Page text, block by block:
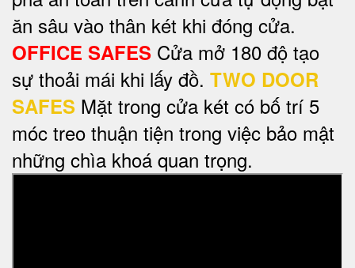
ăn sâu vào thân két khi đóng cửa.
OFFICE SAFES Cửa mở 180 độ tạo
sự thoải mái khi lấy đồ. TWO DOOR
SAFES Mặt trong cửa két có bố trí 5
móc treo thuận tiện trong việc bảo mật
những chìa khoá quan trọng.